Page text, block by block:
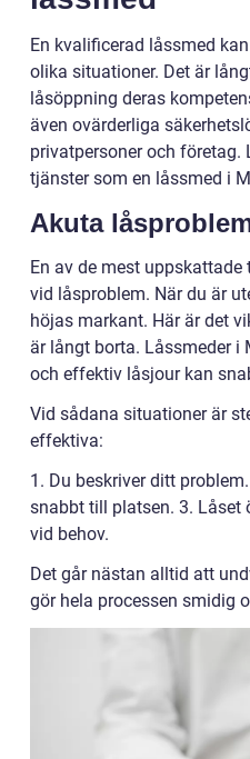
En kvalificerad låssmed
olika situationer. Det är
låsöppning deras
även ovärderliga
privatpersoner och
tjänster som en låssmed i
Akuta
En av de mest
vid låsproblem. När du är
höjas markant. Här är det
är långt borta. Låssmeder i
och effektiv låsjour kan
Vid sådana situationer är
effektiva:
1. Du beskriver ditt
snabbt till platsen. 3. Låset
vid behov.
Det går nästan alltid att
gör hela processen smidig